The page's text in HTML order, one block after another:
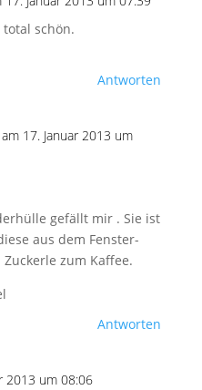
schön.
Antworten
am 17. Januar 2013 um
gefällt mir . Sie ist
aus dem Fenster-
zum Kaffee.
Antworten
2013 um 08:06